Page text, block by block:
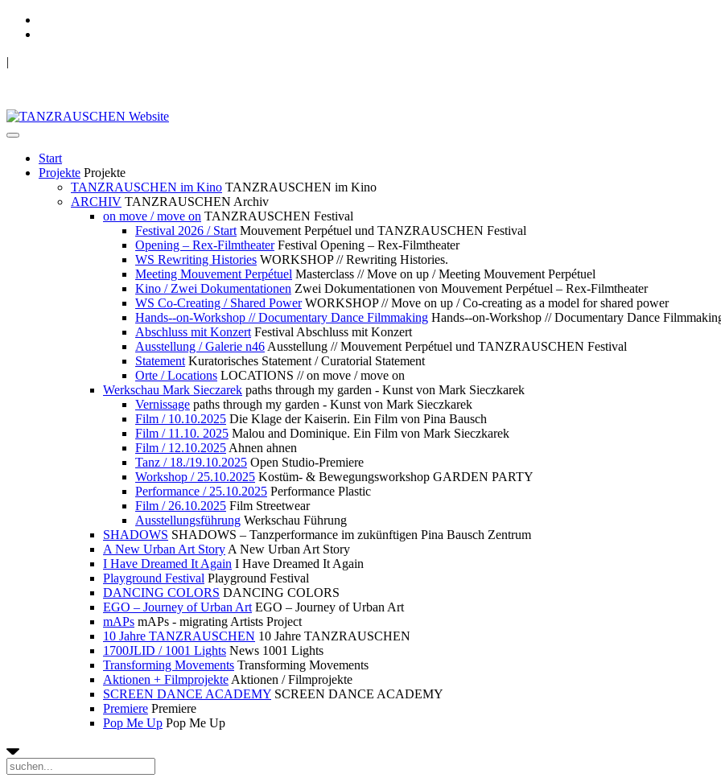
|
Start
Projekte Projekte
TANZRAUSCHEN im Kino TANZRAUSCHEN im Kino
ARCHIV TANZRAUSCHEN Archiv
on move / move on TANZRAUSCHEN Festival
Festival 2026 / Start Mouvement Perpétuel und TANZRAUSCHEN Festival
Opening – Rex-Filmtheater Festival Opening – Rex-Filmtheater
WS Rewriting Histories WORKSHOP // Rewriting Histories.
Meeting Mouvement Perpétuel Masterclass // Move on up / Meeting Mouvement Perpétuel
Kino / Zwei Dokumentationen Zwei Dokumentationen von Mouvement Perpétuel – Rex-Filmtheater
WS Co-Creating / Shared Power WORKSHOP // Move on up / Co-creating as a model for shared power
Hands--on-Workshop // Documentary Dance Filmmaking Hands--on-Workshop // Documentary Dance
Abschluss mit Konzert Festival Abschluss mit Konzert
Ausstellung / Galerie n46 Ausstellung // Mouvement Perpétuel und TANZRAUSCHEN Festival
Statement Kuratorisches Statement / Curatorial Statement
Orte / Locations LOCATIONS // on move / move on
Werkschau Mark Sieczarek paths through my garden - Kunst von Mark Sieczkarek
Vernissage paths through my garden - Kunst von Mark Sieczkarek
Film / 10.10.2025 Die Klage der Kaiserin. Ein Film von Pina Bausch
Film / 11.10. 2025 Malou and Dominique. Ein Film von Mark Sieczkarek
Film / 12.10.2025 Ahnen ahnen
Tanz / 18./19.10.2025 Open Studio-Premiere
Workshop / 25.10.2025 Kostüm- & Bewegungsworkshop GARDEN PARTY
Performance / 25.10.2025 Performance Plastic
Film / 26.10.2025 Film Streetwear
Ausstellungsführung Werkschau Führung
SHADOWS SHADOWS – Tanzperformance im zukünftigen Pina Bausch Zentrum
A New Urban Art Story A New Urban Art Story
I Have Dreamed It Again I Have Dreamed It Again
Playground Festival Playground Festival
DANCING COLORS DANCING COLORS
EGO – Journey of Urban Art EGO – Journey of Urban Art
mAPs mAPs - migrating Artists Project
10 Jahre TANZRAUSCHEN 10 Jahre TANZRAUSCHEN
1700JLID / 1001 Lights News 1001 Lights
Transforming Movements Transforming Movements
Aktionen + Filmprojekte Aktionen / Filmprojekte
SCREEN DANCE ACADEMY SCREEN DANCE ACADEMY
Premiere Premiere
Pop Me Up Pop Me Up